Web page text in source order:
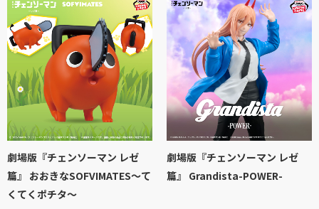
劇場版『チェンソーマン レゼ
篇』 おおきなSOFVIMATES～て
くてくポチタ～
劇場版『チェンソーマン レゼ
篇』 Grandista-POWER-